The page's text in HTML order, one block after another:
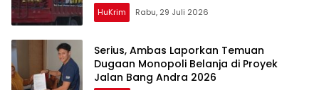
HuKrim Rabu, 29 Juli 2026
Serius, Ambas Laporkan ‎Temuan
Dugaan Monopoli Belanja di Proyek
Jalan Bang Andra 2026